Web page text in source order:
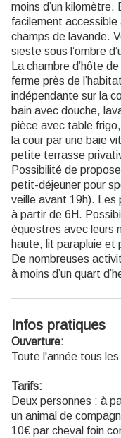
moins d’un
facilement accessible
champs de lavande.
sieste sous l’ombre
La chambre d’hôte
ferme près de
indépendante sur la
bain avec douche,
pièce avec table
la cour par une baie
petite terrasse
Possibilité de
petit-déjeuner pour
veille avant 19h).
à partir de 6H.
équestres avec leurs
haute, lit parapluie et
De nombreuses
à moins d’un quart
Infos pratiques
Ouverture:
Toute l'année tous les
Tarifs:
Deux personnes : à
un animal de
10€ par cheval foin